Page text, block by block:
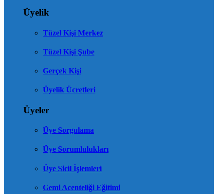
Üyelik
Tüzel Kişi Merkez
Tüzel Kişi Şube
Gerçek Kişi
Üyelik Ücretleri
Üyeler
Üye Sorgulama
Üye Sorumlulukları
Üye Sicil İşlemleri
Gemi Acenteliği Eğitimi